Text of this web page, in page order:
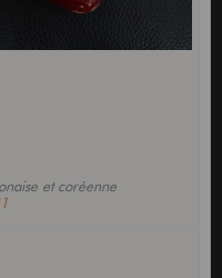
et coréenne